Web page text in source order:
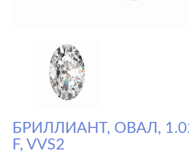
БРИЛЛИАНТ, ОВАЛ,
F, VVS2